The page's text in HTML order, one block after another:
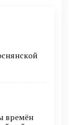
времён